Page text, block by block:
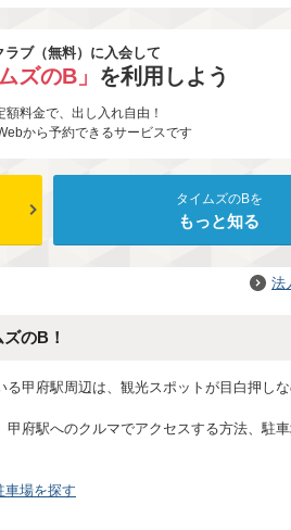
ラブ（無料）に入会して
ズのB」 を利用しよう
額料金で、出し入れ自由！
から予約できるサービスです
タイムズのBを
もっと知る
法
のB！
甲府駅周辺は、観光スポットが目白押し
府駅へのクルマでアクセスする方法、駐
車場を探す